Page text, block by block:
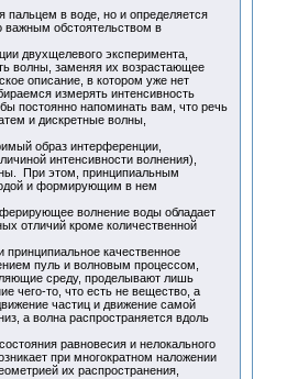
пальцем в воде, но и определяется
важным обстоятельством в
двухщелевого эксперимента,
волны, заменяя их возрастающее
описание, в котором уже нет
измерять интенсивность
постоянно напоминать вам, что речь
и дискретные волны,
образ интерференции,
интенсивности волнения),
При этом, принципиальным
и формирующим в нем
волнение воды обладает
отличий кроме количественной
качественное
пуль и волновым процессом,
среду, проделывают лишь
чего-то, что есть не вещество, а
частиц и движение самой
а волна распространяется вдоль
равновесия и нелокального
при многократном наложении
их распространения,